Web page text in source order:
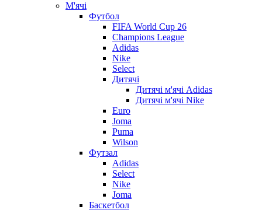
М'ячі
Футбол
FIFA World Cup 26
Champions League
Adidas
Nike
Select
Дитячі
Дитячі м'ячі Adidas
Дитячі м'ячі Nike
Euro
Joma
Puma
Wilson
Футзал
Adidas
Select
Nike
Joma
Баскетбол